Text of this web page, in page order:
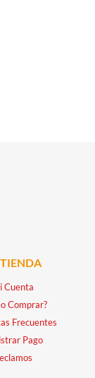
Cuenta
Comprar?
Frecuentes
Pago